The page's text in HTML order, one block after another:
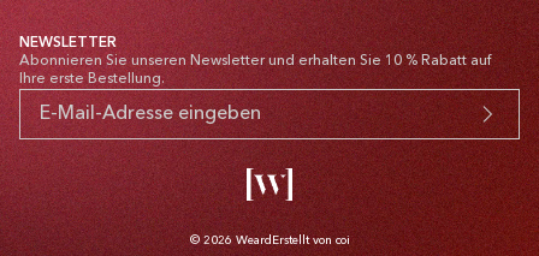
NEWSLETTER
Abonnieren Sie unseren Newsletter und erhalten Sie 10 % Rabatt auf
Ihre erste Bestellung.
© 2026 Weard Erstellt von coi